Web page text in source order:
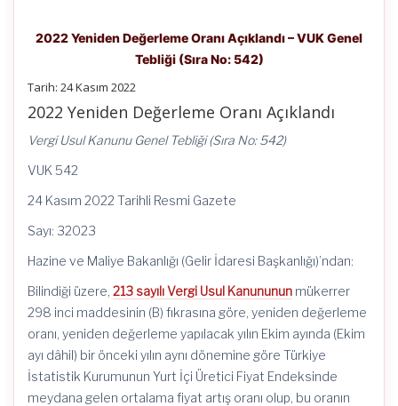
2022 Yeniden Değerleme Oranı Açıklandı – VUK Genel
Tebliği (Sıra No: 542)
Tarih: 24 Kasım 2022
2022 Yeniden Değerleme Oranı Açıklandı
Vergi Usul Kanunu Genel Tebliği (Sıra No: 542)
VUK 542
24 Kasım 2022 Tarihli Resmi Gazete
Sayı: 32023
Hazine ve Maliye Bakanlığı (Gelir İdaresi Başkanlığı)’ndan:
Bilindiği üzere, 213 sayılı Vergi Usul Kanununun mükerrer
298 inci maddesinin (B) fıkrasına göre, yeniden değerleme
oranı, yeniden değerleme yapılacak yılın Ekim ayında (Ekim
ayı dâhil) bir önceki yılın aynı dönemine göre Türkiye
İstatistik Kurumunun Yurt İçi Üretici Fiyat Endeksinde
meydana gelen ortalama fiyat artış oranı olup, bu oranın